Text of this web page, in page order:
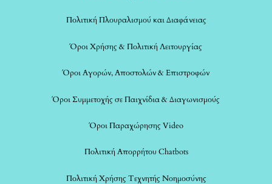
Πολιτική Πλουραλισμού και Διαφάνειας
Όροι Χρήσης & Πολιτική Λειτουργίας
Όροι Αγορών, Αποστολών & Επιστροφών
Όροι Συμμετοχής σε Παιχνίδια & Διαγωνισμούς
Όροι Παραχώρησης Video
Πολιτική Απορρήτου Chatbots
Πολιτική Χρήσης Τεχνητής Νοημοσύνης